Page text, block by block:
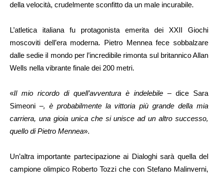
della velocità, crudelmente sconfitto da un male incurabile.
L’atletica italiana fu protagonista emerita dei XXII Giochi
moscoviti dell’era moderna. Pietro Mennea fece sobbalzare
dalle sedie il mondo per l’incredibile rimonta sul britannico Allan
Wells nella vibrante finale dei 200 metri.
«Il mio ricordo di quell’avventura è indelebile – dice Sara
Simeoni –, è probabilmente la vittoria più grande della mia
carriera, una gioia unica che si unisce ad un altro successo,
quello di Pietro Mennea».
Un’altra importante partecipazione ai Dialoghi sarà quella del
campione olimpico Roberto Tozzi che con Stefano Malinverni,